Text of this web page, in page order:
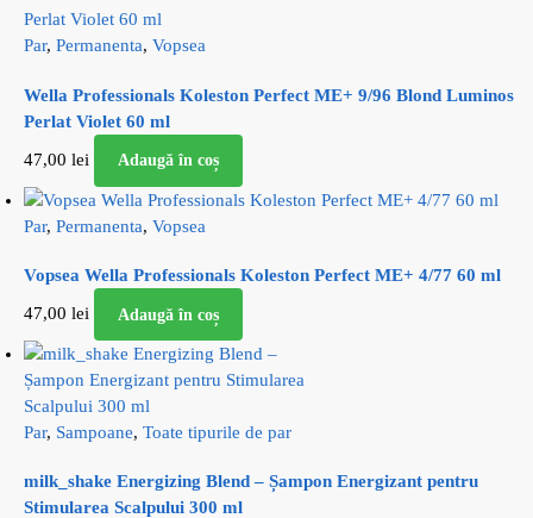
Par, Permanenta, Vopsea
Wella Professionals Koleston Perfect ME+ 9/96 Blond Luminos
Perlat Violet 60 ml
47,00 lei Adaugă în coș
Par, Permanenta, Vopsea
Vopsea Wella Professionals Koleston Perfect ME+ 4/77 60 ml
47,00 lei Adaugă în coș
Par, Sampoane, Toate tipurile de par
milk_shake Energizing Blend – Șampon Energizant pentru
Stimularea Scalpului 300 ml